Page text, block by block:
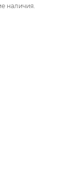
наличия.